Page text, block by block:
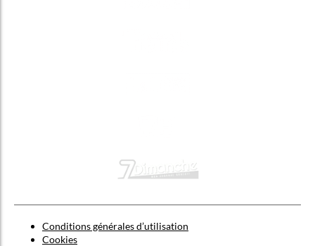
Conditions générales d’utilisation
Cookies